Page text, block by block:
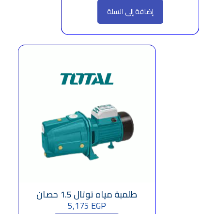
إضافة إلى السلة
طلمبة مياه توتال 1.5 حصان
5,175 EGP